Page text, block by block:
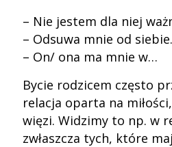
– Nie jestem dla niej
– Odsuwa mnie od siebie.
– On/ ona ma mnie w…
Bycie rodzicem często
relacja oparta na
więzi. Widzimy to np. w
zwłaszcza tych, które